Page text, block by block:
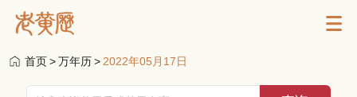
首页>万年历> 2022年05月17日